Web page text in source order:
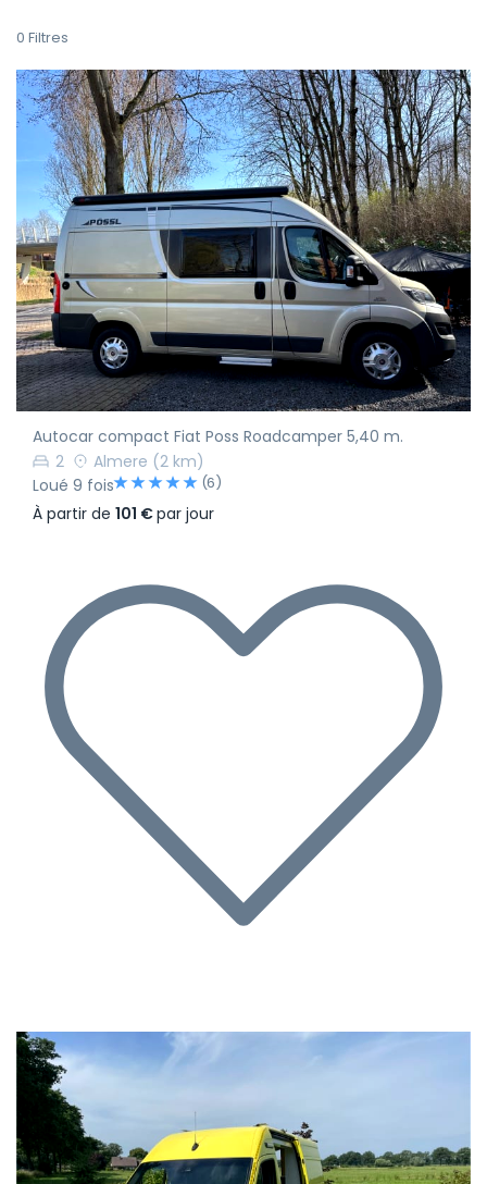
0 Filtres
Autocar compact Fiat Poss Roadcamper 5,40 m.
2
Almere (2 km)
Loué 9 fois
(6)
À partir de 101 €par jour